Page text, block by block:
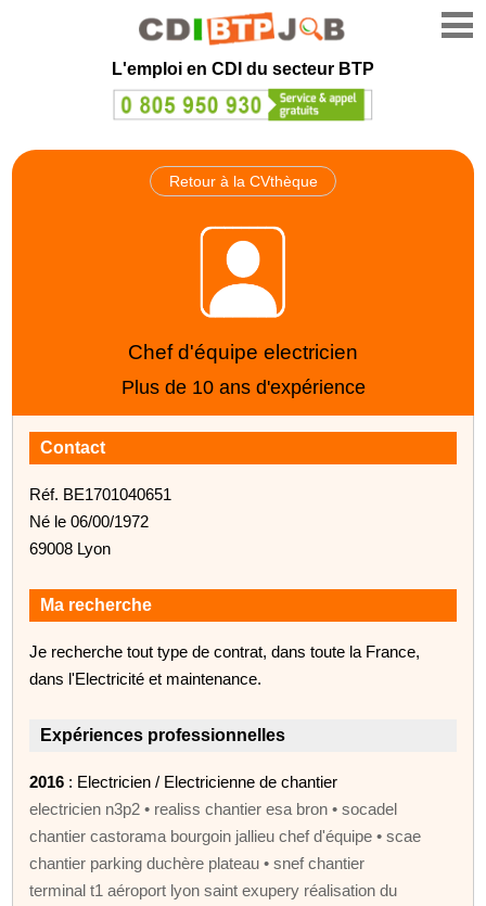
L'emploi en CDI du secteur BTP
Retour à la CVthèque
Chef d'équipe electricien
Plus de 10 ans d'expérience
Contact
Réf. BE1701040651
Né le 06/00/1972
69008 Lyon
Ma recherche
Je recherche tout type de contrat, dans toute la France,
dans l'Electricité et maintenance.
Expériences professionnelles
2016 : Electricien / Electricienne de chantier
electricien n3p2 • realiss chantier esa bron • socadel
chantier castorama bourgoin jallieu chef d'équipe • scae
chantier parking duchère plateau • snef chantier
terminal t1 aéroport lyon saint exupery réalisation du